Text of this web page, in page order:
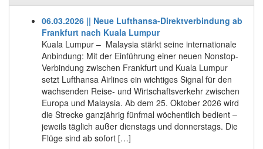
06.03.2026 || Neue Lufthansa-Direktverbindung ab
Frankfurt nach Kuala Lumpur
Kuala Lumpur – Malaysia stärkt seine internationale
Anbindung: Mit der Einführung einer neuen Nonstop-
Verbindung zwischen Frankfurt und Kuala Lumpur
setzt Lufthansa Airlines ein wichtiges Signal für den
wachsenden Reise- und Wirtschaftsverkehr zwischen
Europa und Malaysia. Ab dem 25. Oktober 2026 wird
die Strecke ganzjährig fünfmal wöchentlich bedient –
jeweils täglich außer dienstags und donnerstags. Die
Flüge sind ab sofort […]